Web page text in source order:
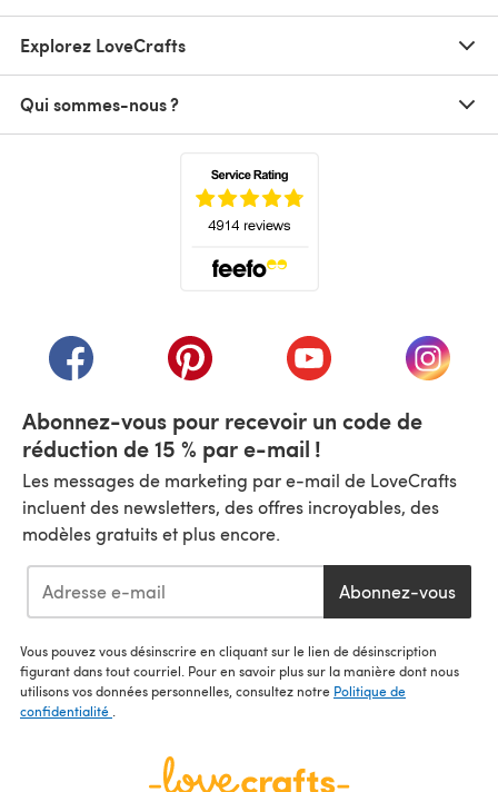
Explorez LoveCrafts
Qui sommes-nous ?
(s'ouvre dans un nouvel onglet)
(s'ouvre dans un nouvel onglet)
(s'ouvre dans un(s'ouvre
Abonnez-vous pour recevoir un code de
réduction de 15 % par e-mail !
Les messages de marketing par e-mail de LoveCrafts
incluent des newsletters, des offres incroyables, des
modèles gratuits et plus encore.
Abonnez-vous
Vous pouvez vous désinscrire en cliquant sur le lien de désinscription
figurant dans tout courriel. Pour en savoir plus sur la manière dont nous
utilisons vos données personnelles, consultez notre Politique de
confidentialité